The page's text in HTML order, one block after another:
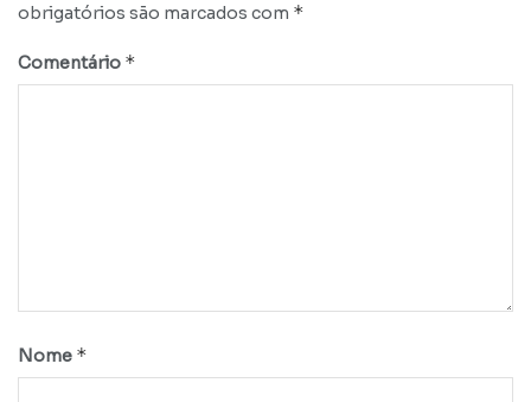
obrigatórios são marcados com *
Comentário *
Nome *